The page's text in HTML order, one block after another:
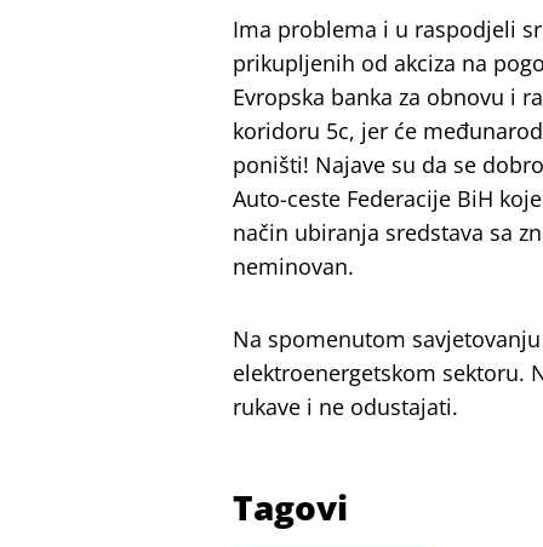
Ima problema i u raspodjeli
prikupljenih od akciza na
Evropska banka za obnovu i
koridoru 5c, jer će
poništi! Najave su da se
Auto-ceste Federacije BiH
način ubiranja sredstava sa
neminovan.
Na spomenutom
elektroenergetskom sektoru.
rukave i ne odustajati.
Tagovi